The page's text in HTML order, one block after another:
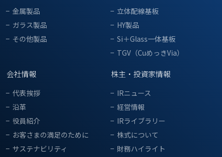
金属製品
ガラス製品
その他製品
立体配線基板
HY製品
Si＋Glass一体基板
TGV（CuめっきVia）
会社情報
代表挨拶
沿革
役員紹介
お客さまの満足のために
サステナビリティ
株主・投資家情報
IRニュース
経営情報
IRライブラリー
株式について
財務ハイライト